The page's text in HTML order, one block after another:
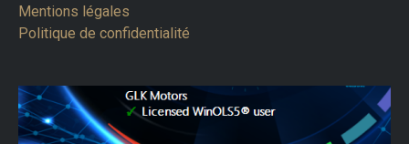
Mentions légales
Politique de confidentialité